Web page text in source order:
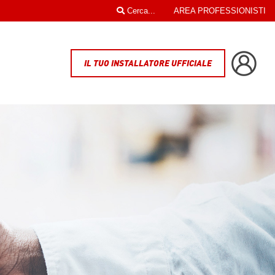
AREA PROFESSIONISTI
Cerca...
IL TUO INSTALLATORE UFFICIALE